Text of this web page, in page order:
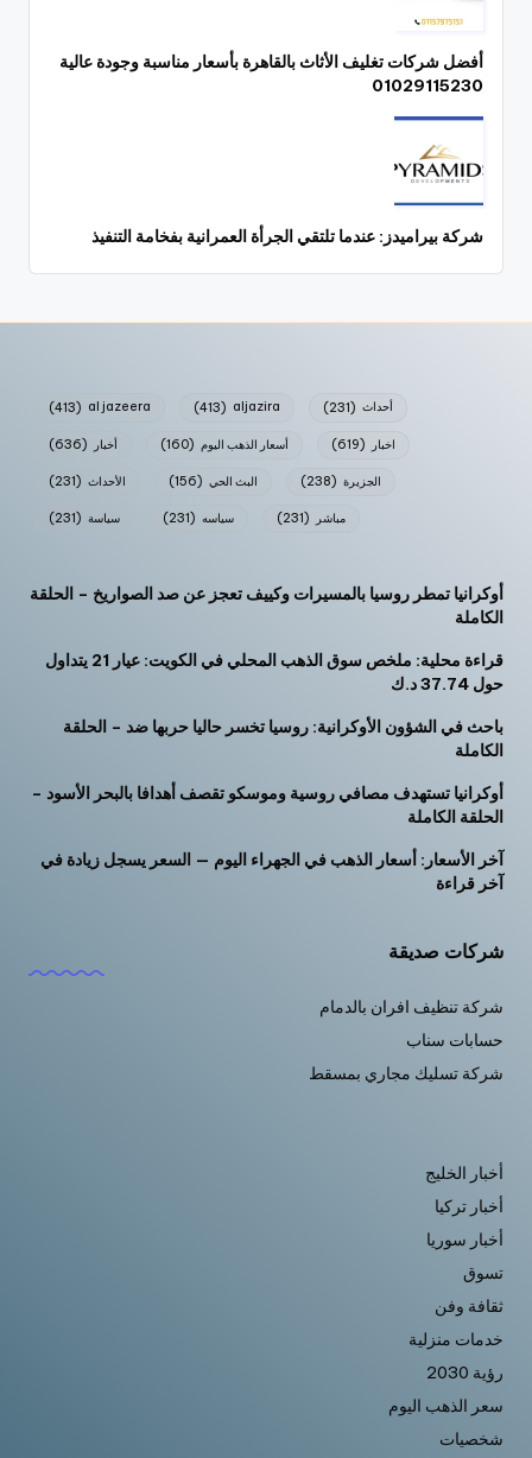
أفضل شركات تغليف الأثاث بالقاهرة بأسعار مناسبة وجودة عالية
01029115230
شركة بيراميدز: عندما تلتقي الجرأة العمرانية بفخامة التنفيذ
al jazeera
(413) aljazira
(413) أحداث (231)
أخبار (636) أسعار الذهب اليوم (160) اخبار (619)
الأحداث (231) البث الحي (156) الجزيرة (238)
سياسة (231) سياسه (231) مباشر (231)
أوكرانيا تمطر روسيا بالمسيرات وكييف تعجز عن صد الصواريخ – الحلقة
الكاملة
قراءة محلية: ملخص سوق الذهب المحلي في الكويت: عيار 21 يتداول
حول 37.74 د.ك
باحث في الشؤون الأوكرانية: روسيا تخسر حاليا حربها ضد – الحلقة
الكاملة
أوكرانيا تستهدف مصافي روسية وموسكو تقصف أهدافا بالبحر الأسود –
الحلقة الكاملة
آخر الأسعار: أسعار الذهب في الجهراء اليوم — السعر يسجل زيادة في
آخر قراءة
شركات صديقة
شركة تنظيف افران بالدمام
حسابات سناب
شركة تسليك مجاري بمسقط
أخبار الخليج
أخبار تركيا
أخبار سوريا
تسوق
ثقافة وفن
خدمات منزلية
رؤية 2030
سعر الذهب اليوم
شخصيات